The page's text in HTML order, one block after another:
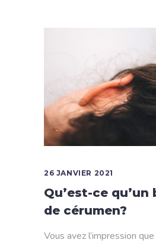
26 JANVIER 2021
Qu’est-ce qu’un
de cérumen?
Vous avez l’impression